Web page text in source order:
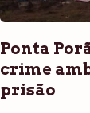
Ponta
crime
prisão